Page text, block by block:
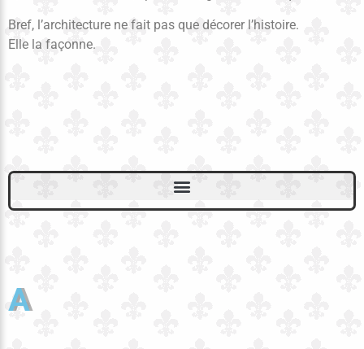
Bref, l’architecture ne fait pas que décorer l’histoire.
Elle la façonne.
A